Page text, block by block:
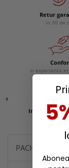
Retur
in 30 de
si experienta
Incaltaminte
PACHETE SI